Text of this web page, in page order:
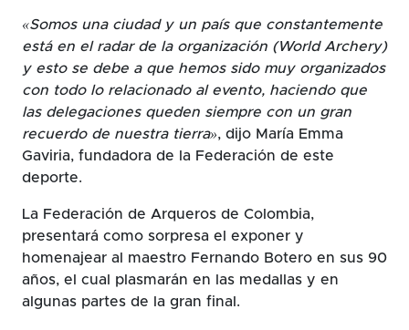
«Somos una ciudad y un país que constantemente
está en el radar de la organización (World Archery)
y esto se debe a que hemos sido muy organizados
con todo lo relacionado al evento, haciendo que
las delegaciones queden siempre con un gran
recuerdo de nuestra tierra», dijo María Emma
Gaviria, fundadora de la Federación de este
deporte.
La Federación de Arqueros de Colombia,
presentará como sorpresa el exponer y
homenajear al maestro Fernando Botero en sus 90
años, el cual plasmarán en las medallas y en
algunas partes de la gran final.